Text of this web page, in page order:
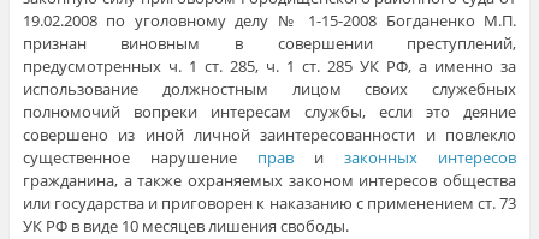
19.02.2008 по уголовному делу № 1-15-2008 Богданенко М.П.
признан виновным в совершении преступлений,
предусмотренных ч. 1 ст. 285, ч. 1 ст. 285 УК РФ, а именно за
использование должностным лицом своих служебных
полномочий вопреки интересам службы, если это деяние
совершено из иной личной заинтересованности и повлекло
существенное нарушение прав изаконных интересов
гражданина, а также охраняемых законом интересов общества
или государства и приговорен к наказанию с применением ст. 73
УК РФ в виде 10 месяцев лишения свободы.